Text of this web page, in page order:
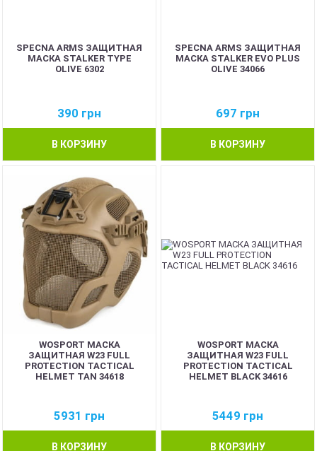
SPECNA ARMS ЗАЩИТНАЯ
МАСКА STALKER TYPE
OLIVE 6302
390 грн
В КОРЗИНУ
SPECNA ARMS ЗАЩИТНАЯ
МАСКА STALKER EVO PLUS
OLIVE 34066
697 грн
В КОРЗИНУ
WOSPORT МАСКА
ЗАЩИТНАЯ W23 FULL
PROTECTION TACTICAL
HELMET TAN 34618
5931 грн
В КОРЗИНУ
WOSPORT МАСКА
ЗАЩИТНАЯ W23 FULL
PROTECTION TACTICAL
HELMET BLACK 34616
5449 грн
В КОРЗИНУ